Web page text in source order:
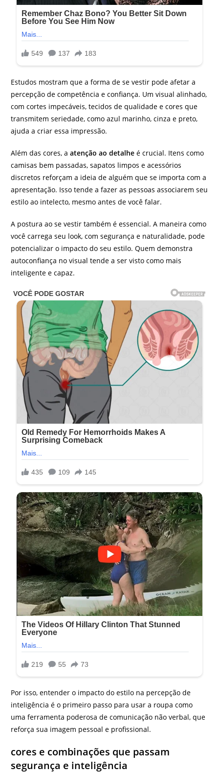
Estudos mostram que a forma de se vestir pode afetar a
percepção de competência e confiança. Um visual alinhado,
com cortes impecáveis, tecidos de qualidade e cores que
transmitem seriedade, como azul marinho, cinza e preto,
ajuda a criar essa impressão.
Além das cores, aatenção ao detalhe é crucial. Itens como
camisas bem passadas, sapatos limpos e acessórios
discretos reforçam a ideia de alguém que se importa com a
apresentação. Isso tende a fazer as pessoas associarem seu
estilo ao intelecto, mesmo antes de você falar.
A postura ao se vestir também é essencial. A maneira como
você carrega seu look, com segurança e naturalidade, pode
potencializar o impacto do seu estilo. Quem demonstra
autoconfiança no visual tende a ser visto como mais
inteligente e capaz.
Por isso, entender o impacto do estilo na percepção de
inteligência é o primeiro passo para usar a roupa como
uma ferramenta poderosa de comunicação não verbal, que
reforça sua imagem pessoal e profissional.
cores e combinações que passam
segurança e inteligência